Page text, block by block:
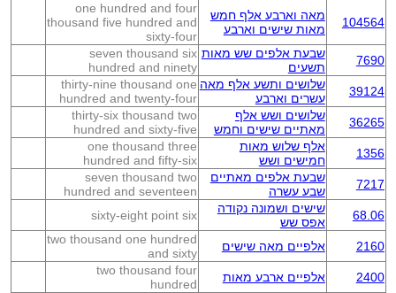
104564
מאה וארבע אלף חמש
מאות שישים וארבע
one hundred and four
thousand five hundred and
sixty-four
7690
שבעת אלפים שש מאות
תשעים
seven thousand six
hundred and ninety
39124
שלושים ותשע אלף מאה
עשרים וארבע
thirty-nine thousand one
hundred and twenty-four
36265
שלושים ושש אלף
מאתיים שישים וחמש
thirty-six thousand two
hundred and sixty-five
1356
אלף שלוש מאות
חמישים ושש
one thousand three
hundred and fifty-six
7217
שבעת אלפים מאתיים
שבע עשרה
seven thousand two
hundred and seventeen
68.06
שישים ושמונה נקודה
אפס שש
sixty-eight point six
2160 אלפיים מאה שישים
two thousand one hundred
and sixty
2400
אלפיים ארבע מאות
two thousand four
hundred